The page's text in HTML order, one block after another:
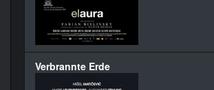
Verbrannte Erde